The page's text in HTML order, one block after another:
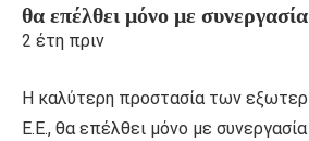
θα επέλθει μόνο με
2 έτη πριν
H καλύτερη προστασία των
Ε.Ε., θα επέλθει μόνο με